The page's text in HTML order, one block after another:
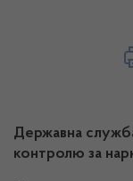
Державна служба
контролю за